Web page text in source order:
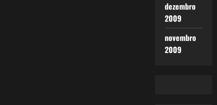
dezembro
2009
novembro
2009